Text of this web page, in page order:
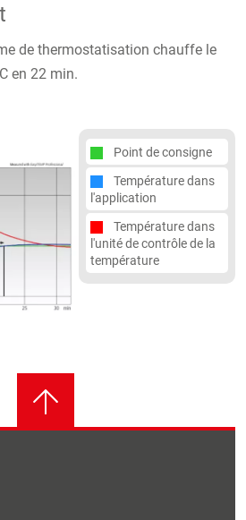
de thermostatisation chauffe le
en 22 min.
Point de consigne
Température dans
l'application
Température dans
l'unité de contrôle de la
température